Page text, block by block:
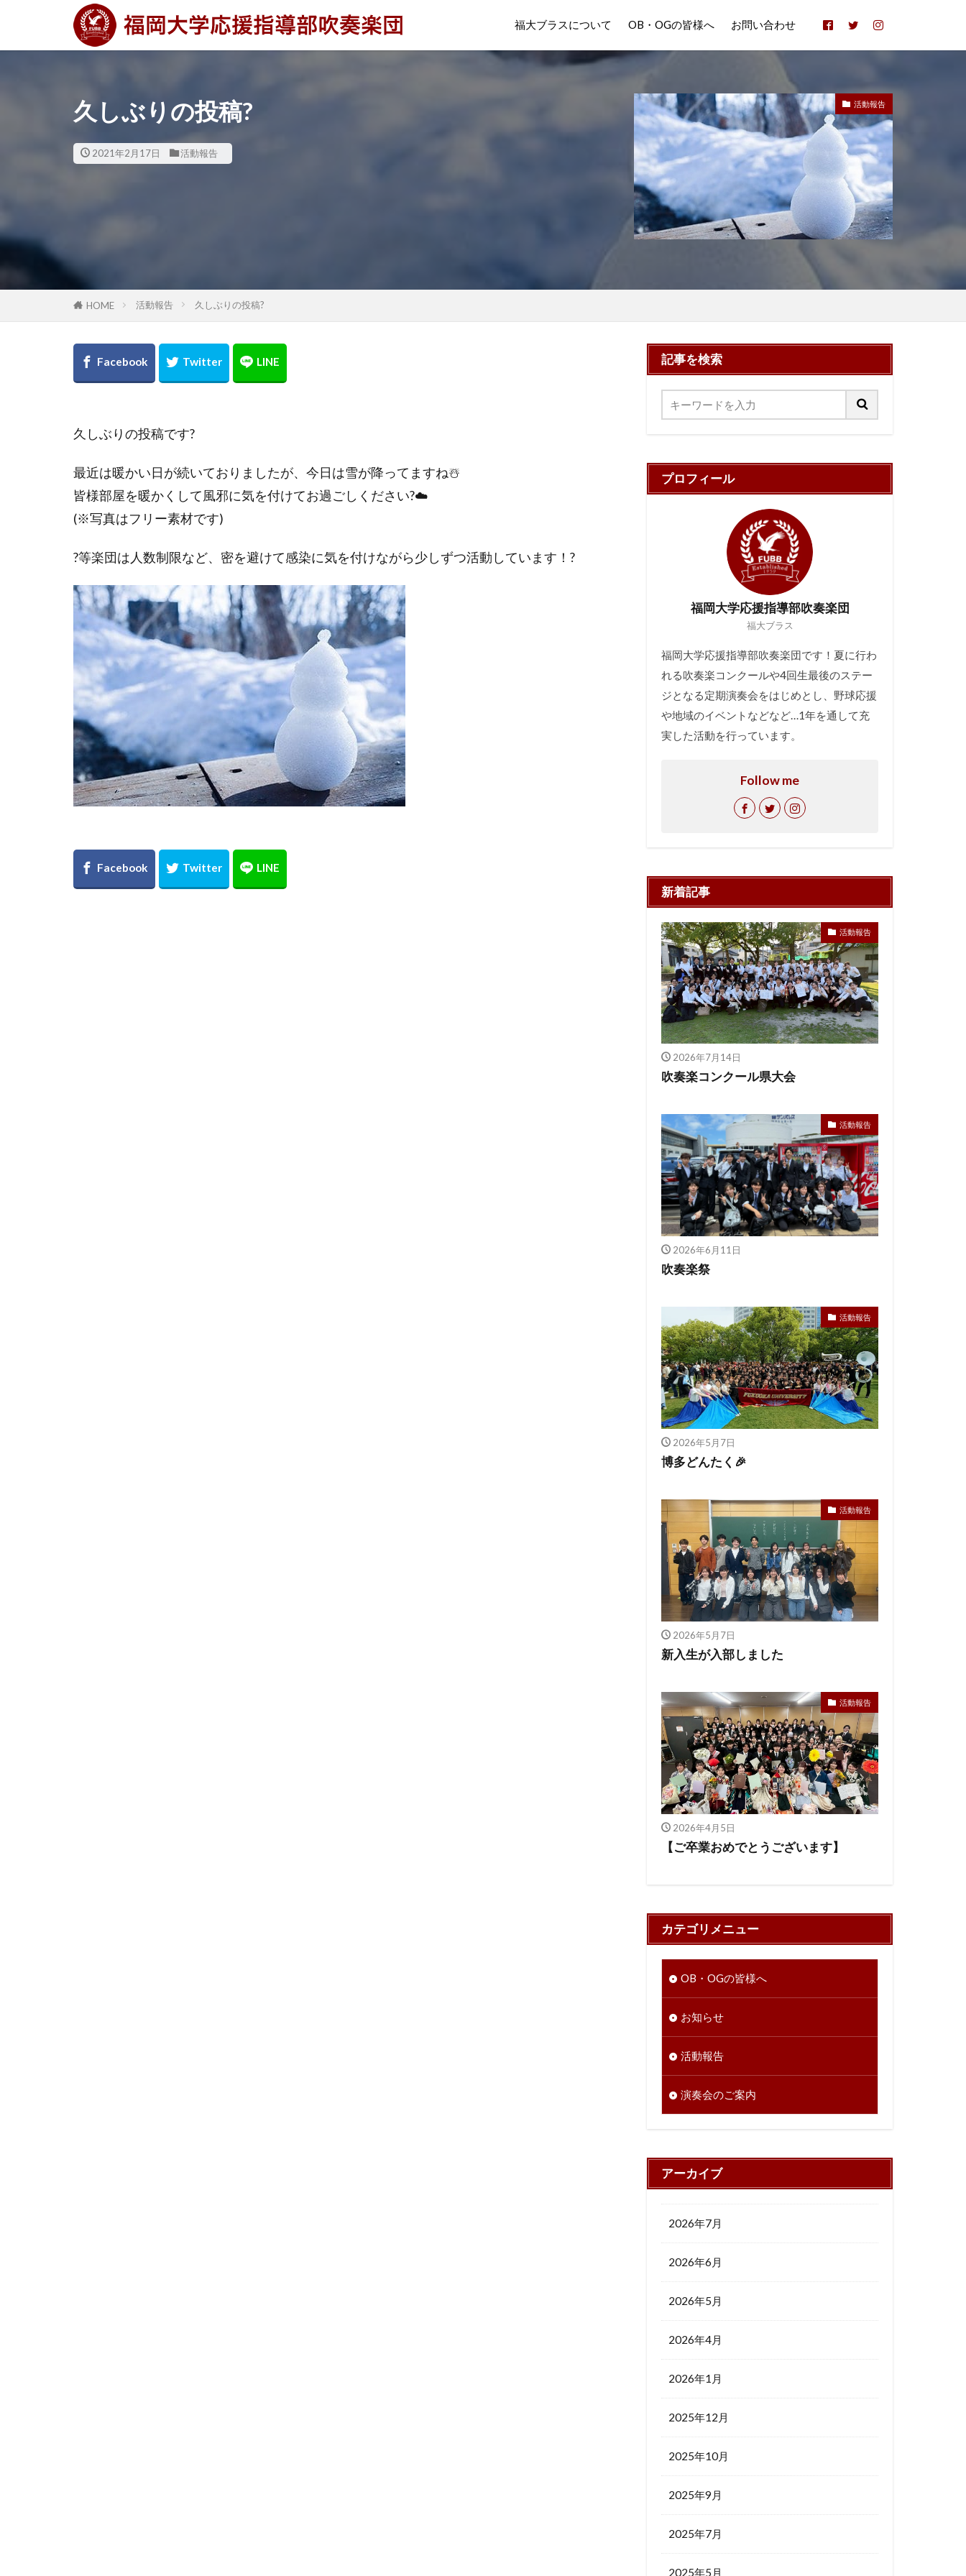
福大ブラスについて OB・OGの皆様へ お問い合わせ
久しぶりの投稿?
2021年2月17日 活動報告
活動報告
HOME 活動報告 久しぶりの投稿?
久しぶりの投稿です?
最近は暖かい日が続いておりましたが、今日は雪が降ってますね☃️
皆様部屋を暖かくして風邪に気を付けてお過ごしください?☁️
(※写真はフリー素材です)
?等楽団は人数制限など、密を避けて感染に気を付けながら少しずつ活動しています！?
記事を検索
プロフィール
福岡大学応援指導部吹奏楽団
福大ブラス
福岡大学応援指導部吹奏楽団です！夏に行わ
れる吹奏楽コンクールや4回生最後のステー
ジとなる定期演奏会をはじめとし、野球応援
や地域のイベントなどなど…1年を通して充
実した活動を行っています。
Follow me
新着記事
活動報告
2026年7月14日
吹奏楽コンクール県大会
活動報告
2026年6月11日
吹奏楽祭
活動報告
2026年5月7日
博多どんたく🎉
活動報告
2026年5月7日
新入生が入部しました
活動報告
2026年4月5日
【ご卒業おめでとうございます】
カテゴリメニュー
OB・OGの皆様へ
お知らせ
活動報告
演奏会のご案内
アーカイブ
2026年7月
2026年6月
2026年5月
2026年4月
2026年1月
2025年12月
2025年10月
2025年9月
2025年7月
2025年5月